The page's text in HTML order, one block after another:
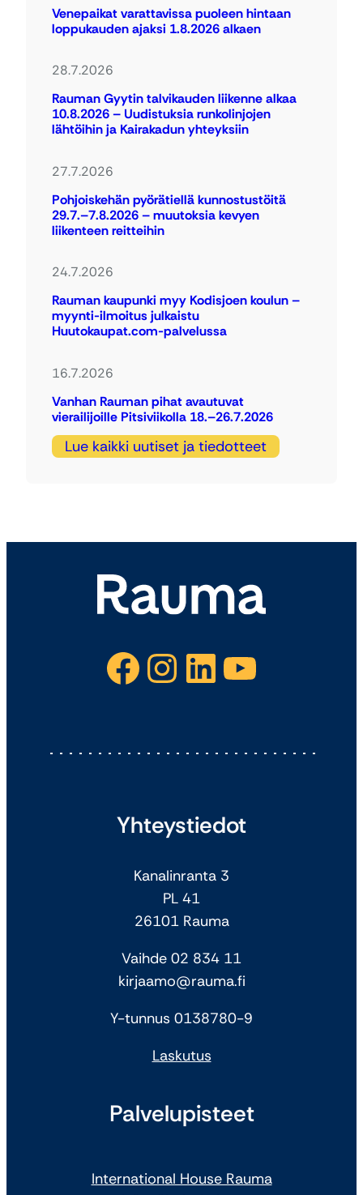
Venepaikat varattavissa puoleen hintaan
loppukauden ajaksi 1.8.2026 alkaen
28.7.2026
Rauman Gyytin talvikauden liikenne alkaa
10.8.2026 – Uudistuksia runkolinjojen
lähtöihin ja Kairakadun yhteyksiin
27.7.2026
Pohjoiskehän pyörätiellä kunnostustöitä
29.7.–7.8.2026 – muutoksia kevyen
liikenteen reitteihin
24.7.2026
Rauman kaupunki myy Kodisjoen koulun –
myynti-ilmoitus julkaistu
Huutokaupat.com-palvelussa
16.7.2026
Vanhan Rauman pihat avautuvat
vierailijoille Pitsiviikolla 18.–26.7.2026
Lue kaikki uutiset ja tiedotteet
Facebook Instagram LinkedIn YouTube
Yhteystiedot
Kanalinranta 3
PL 41
26101 Rauma
Vaihde 02 834 11
kirjaamo@rauma.fi
Y-tunnus 0138780-9
Laskutus
Palvelupisteet
International House Rauma